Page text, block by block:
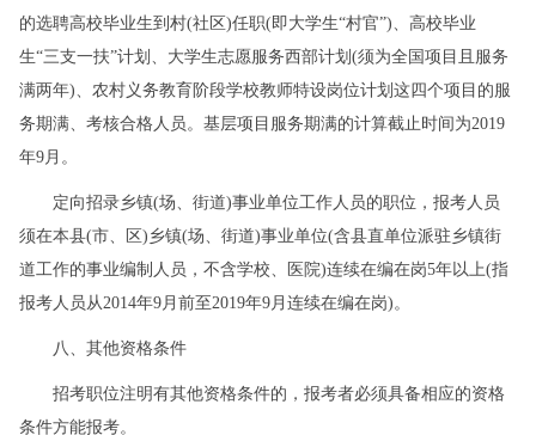
的选聘高校毕业生到村(社区)任职(即大学生“村官”)、高校毕业
生“三支一扶”计划、大学生志愿服务西部计划(须为全国项目且服务
满两年)、农村义务教育阶段学校教师特设岗位计划这四个项目的服
务期满、考核合格人员。基层项目服务期满的计算截止时间为2019
年9月。
定向招录乡镇(场、街道)事业单位工作人员的职位，报考人员
须在本县(市、区)乡镇(场、街道)事业单位(含县直单位派驻乡镇街
道工作的事业编制人员，不含学校、医院)连续在编在岗5年以上(指
报考人员从2014年9月前至2019年9月连续在编在岗)。
八、其他资格条件
招考职位注明有其他资格条件的，报考者必须具备相应的资格
条件方能报考。